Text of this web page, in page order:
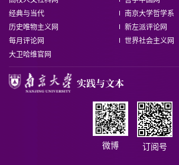
经典与当代
南京大学哲学系
历史唯物主义网
新左派评论网
每月评论网
世界社会主义网
大卫哈维官网
微博 订阅号